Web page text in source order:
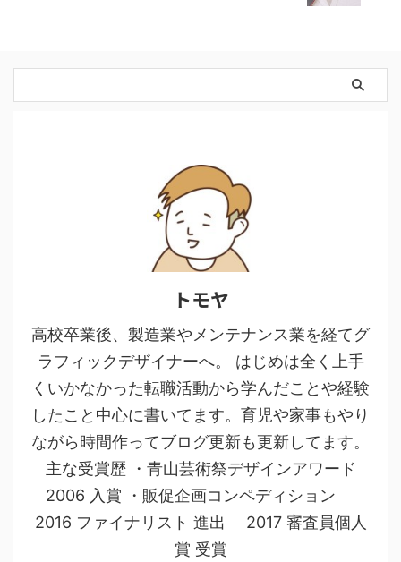
トモヤ
高校卒業後、製造業やメンテナンス業を経てグ
ラフィックデザイナーへ。 はじめは全く上手
くいかなかった転職活動から学んだことや経験
したこと中心に書いてます。育児や家事もやり
ながら時間作ってブログ更新も更新してます。
主な受賞歴 ・青山芸術祭デザインアワード
2006 入賞 ・販促企画コンペディション
2016 ファイナリスト 進出 2017 審査員個人
賞 受賞